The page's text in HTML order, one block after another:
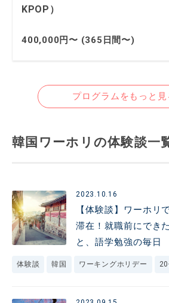
KPOP）
400,000円〜 (365日間〜)
プログラムをもっと見
韓国ワーホリの体験談一
2023.10.16
【体験談】ワーホリ
滞在！就職前にでき
と、語学勉強の毎日
体験談 韓国 ワーキングホリデー